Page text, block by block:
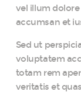
vel illum
accumsan et
Sed ut
voluptatem
totam rem
veritatis et